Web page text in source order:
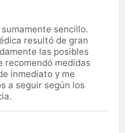
sencillo.
resultó de gran
las posibles
recomendó medidas
inmediato y me
a seguir según los